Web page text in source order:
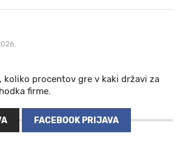
koliko procentov gre v kaki državi za
firme.
FACEBOOK PRIJAVA